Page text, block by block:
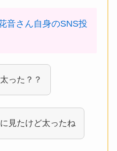
音さん自身のSNS投
った？？
見たけど太ったね